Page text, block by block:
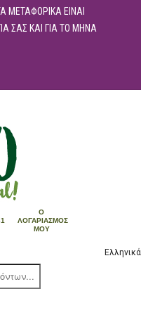
ΜΕΤΑΦΟΡΙΚΑ ΕΙΝΑΙ
ΣΑΣ ΚΑΙ ΓΙΑ ΤΟ ΜΗΝΑ
Ο
ΛΟΓΑΡΙΑΣΜΌΣ
ΜΟΥ
Ελληνικά